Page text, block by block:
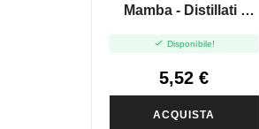
Mamba - Distillati -
 Disponibile!
5,52 €
ACQUISTA